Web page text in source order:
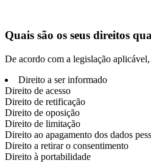
Quais são os seus direitos
De acordo com a legislação
Direito a ser informado
Direito de acesso
Direito de retificação
Direito de oposição
Direito de limitação
Direito ao apagamento dos dados
Direito a retirar o consentimento
Direito à portabilidade